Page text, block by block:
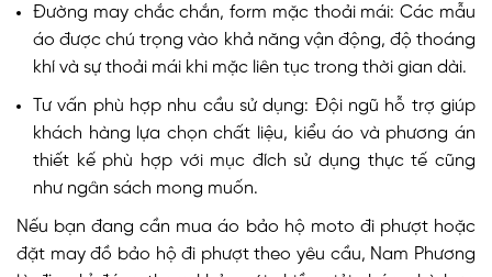
Đường may chắc chắn, form mặc thoải mái: Các mẫu
áo được chú trọng vào khả năng vận động, độ thoáng
khí và sự thoải mái khi mặc liên tục trong thời gian dài.
Tư vấn phù hợp nhu cầu sử dụng: Đội ngũ hỗ trợ giúp
khách hàng lựa chọn chất liệu, kiểu áo và phương án
thiết kế phù hợp với mục đích sử dụng thực tế cũng
như ngân sách mong muốn.
Nếu bạn đang cần mua áo bảo hộ moto đi phượt hoặc
đặt may đồ bảo hộ đi phượt theo yêu cầu, Nam Phương